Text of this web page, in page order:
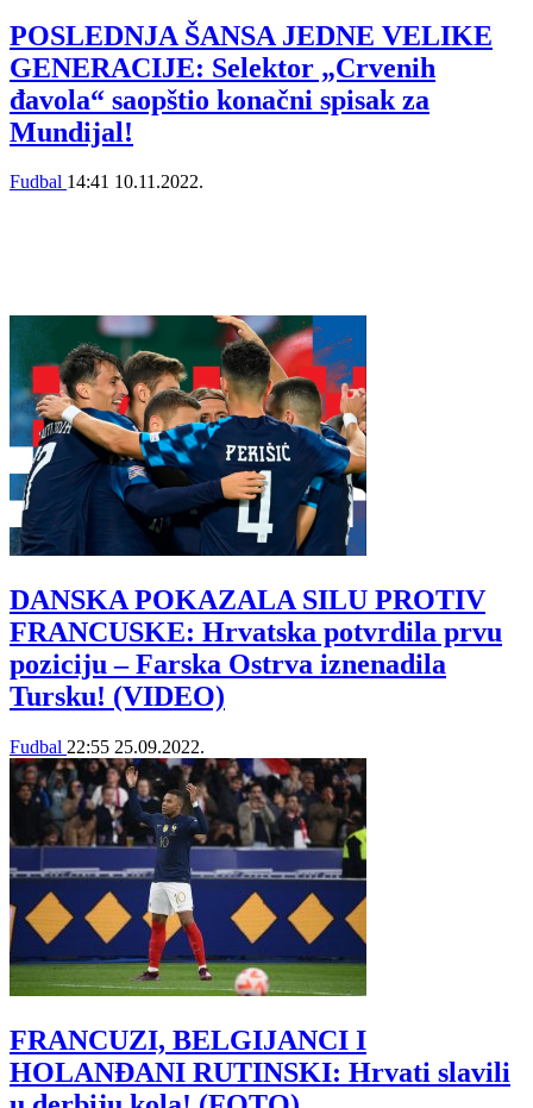
POSLEDNJA ŠANSA JEDNE VELIKE
GENERACIJE: Selektor „Crvenih
đavola“ saopštio konačni spisak za
Mundijal!
Fudbal 14:41 10.11.2022.
DANSKA POKAZALA SILU PROTIV
FRANCUSKE: Hrvatska potvrdila prvu
poziciju – Farska Ostrva iznenadila
Tursku! (VIDEO)
Fudbal 22:55 25.09.2022.
FRANCUZI, BELGIJANCI I
HOLANĐANI RUTINSKI: Hrvati slavili